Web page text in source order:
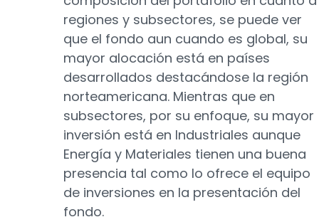
regiones y subsectores, se puede ver
que el fondo aun cuando es global, su
mayor alocación está en países
desarrollados destacándose la región
norteamericana. Mientras que en
subsectores, por su enfoque, su mayor
inversión está en Industriales aunque
Energía y Materiales tienen una buena
presencia tal como lo ofrece el equipo
de inversiones en la presentación del
fondo.